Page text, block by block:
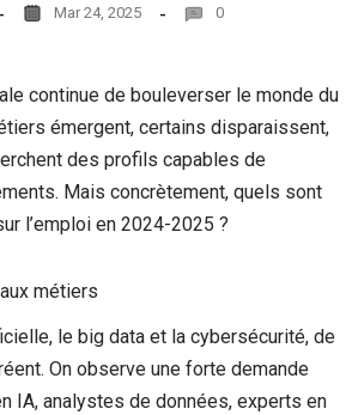
Mar 24, 2025 0
continue de bouleverser le monde du
émergent, certains disparaissent,
des profils capables de
Mais concrètement, quels sont
l’emploi en 2024-2025 ?
métiers
le big data et la cybersécurité, de
On observe une forte demande
IA, analystes de données, experts en